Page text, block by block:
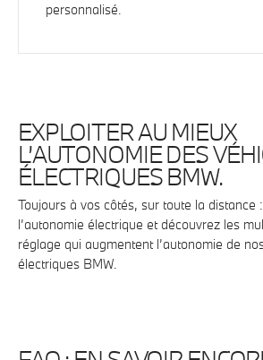
personnalisé.
EXPLOITER AU MIEUX
L’AUTONOMIE DES
ÉLECTRIQUES BMW.
Toujours à vos côtés, sur toute la distance
l’autonomie électrique et découvrez les
réglage qui augmentent l’autonomie de
électriques BMW.